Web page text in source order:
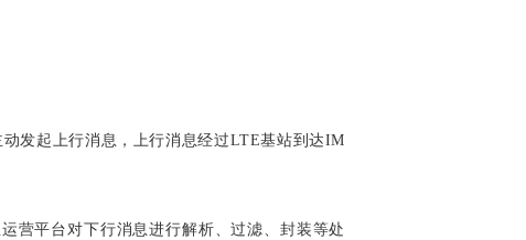
发起上行消息，上行消息经过LTE基站到达IM
营平台对下行消息进行解析、过滤、封装等处